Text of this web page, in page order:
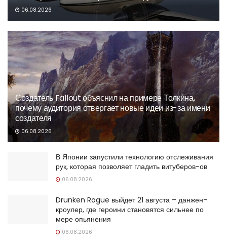
06.08.2026
Создатель Fallout объяснил на примере Толкина,
почему аудитория отвергает новые идеи из-за имени
создателя
06.08.2026
В Японии запустили технологию отслеживания
рук, которая позволяет гладить витуберов-ов
06.08.2026
Drunken Rogue выйдет 21 августа – данжен-
кроулер, где героини становятся сильнее по
мере опьянения
06.08.2026